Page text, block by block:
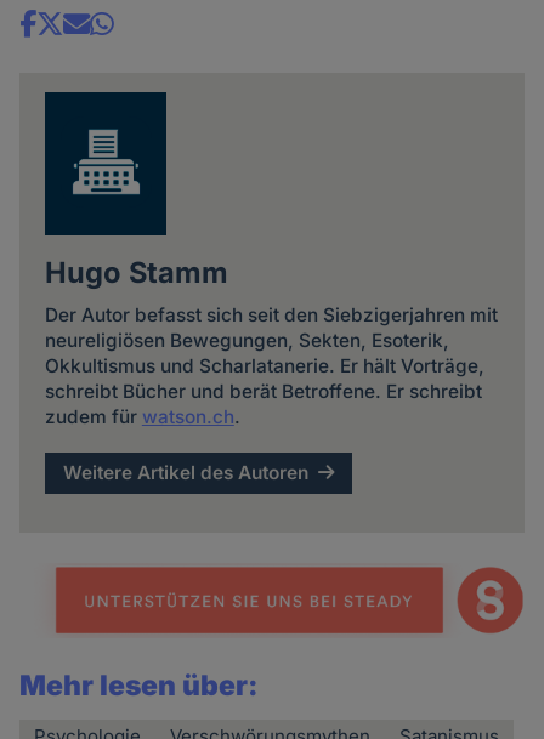
Share
Hugo Stamm
Der Autor befasst sich seit den Siebzigerjahren mit
neureligiösen Bewegungen, Sekten, Esoterik,
Okkultismus und Scharlatanerie. Er hält Vorträge,
schreibt Bücher und berät Betroffene. Er schreibt
zudem für watson.ch.
Weitere Artikel des Autoren
Mehr lesen über: